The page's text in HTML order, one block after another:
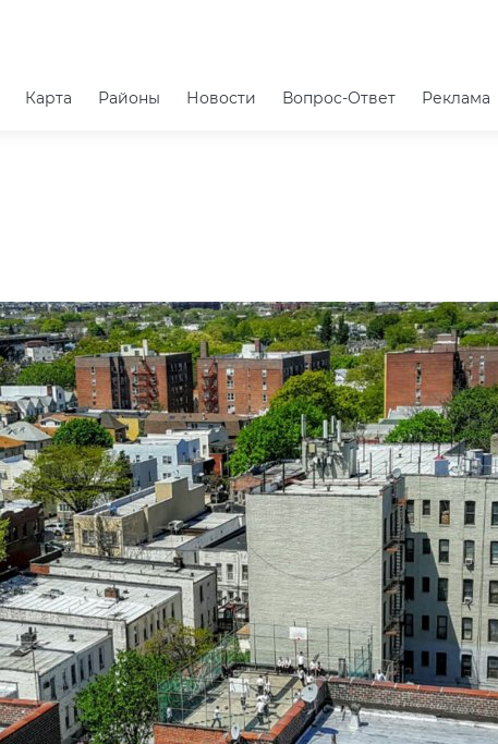
Карта Районы Новости Вопрос-Ответ Реклама